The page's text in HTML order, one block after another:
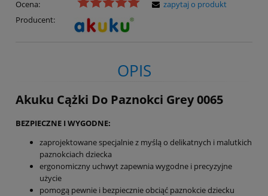
Ocena:
Producent:
zapytaj o produkt
OPIS
Akuku Cążki Do Paznokci Grey 0065
BEZPIECZNE I WYGODNE:
zaprojektowane specjalnie z myślą o delikatnych i malutkich
paznokciach dziecka
ergonomiczny uchwyt zapewnia wygodne i precyzyjne
użycie
pomogą pewnie i bezpiecznie obciąć paznokcie dziecku